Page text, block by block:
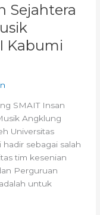
Sejahtera
Kabumi
SMAIT Insan
Angklung
Universitas
sebagai salah
tim kesenian
Perguruan
untuk